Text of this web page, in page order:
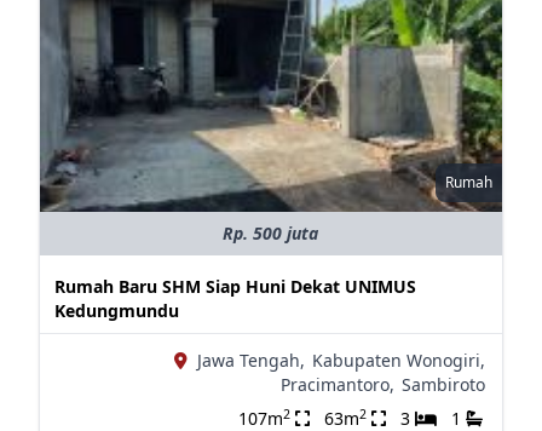
Rumah
Rp. 500 juta
Rumah Baru SHM Siap Huni Dekat UNIMUS
Kedungmundu
Jawa Tengah, Kabupaten Wonogiri,
Pracimantoro, Sambiroto
107m2 63m2 3 1